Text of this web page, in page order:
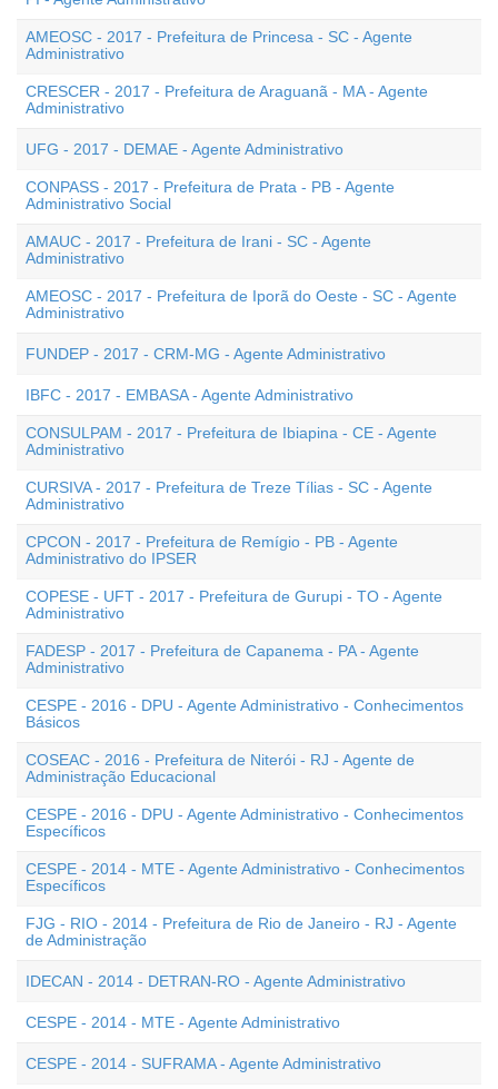
AMEOSC - 2017 - Prefeitura de Princesa - SC - Agente
Administrativo
CRESCER - 2017 - Prefeitura de Araguanã - MA - Agente
Administrativo
UFG - 2017 - DEMAE - Agente Administrativo
CONPASS - 2017 - Prefeitura de Prata - PB - Agente
Administrativo Social
AMAUC - 2017 - Prefeitura de Irani - SC - Agente
Administrativo
AMEOSC - 2017 - Prefeitura de Iporã do Oeste - SC - Agente
Administrativo
FUNDEP - 2017 - CRM-MG - Agente Administrativo
IBFC - 2017 - EMBASA - Agente Administrativo
CONSULPAM - 2017 - Prefeitura de Ibiapina - CE - Agente
Administrativo
CURSIVA - 2017 - Prefeitura de Treze Tílias - SC - Agente
Administrativo
CPCON - 2017 - Prefeitura de Remígio - PB - Agente
Administrativo do IPSER
COPESE - UFT - 2017 - Prefeitura de Gurupi - TO - Agente
Administrativo
FADESP - 2017 - Prefeitura de Capanema - PA - Agente
Administrativo
CESPE - 2016 - DPU - Agente Administrativo - Conhecimentos
Básicos
COSEAC - 2016 - Prefeitura de Niterói - RJ - Agente de
Administração Educacional
CESPE - 2016 - DPU - Agente Administrativo - Conhecimentos
Específicos
CESPE - 2014 - MTE - Agente Administrativo - Conhecimentos
Específicos
FJG - RIO - 2014 - Prefeitura de Rio de Janeiro - RJ - Agente
de Administração
IDECAN - 2014 - DETRAN-RO - Agente Administrativo
CESPE - 2014 - MTE - Agente Administrativo
CESPE - 2014 - SUFRAMA - Agente Administrativo